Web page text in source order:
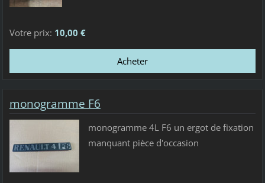
Votre prix: 10,00 €
monogramme F6
monogramme 4L F6 un ergot de fixation
manquant pièce d'occasion